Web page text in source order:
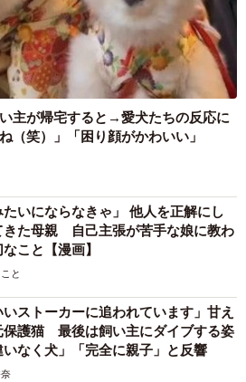
主が帰宅すると→愛犬たちの反応に
（笑）」「困り顔がかわいい」
たいにならなきゃ」 他人を正解にし
きた母親 自己主張が苦手な娘に教わ
こと【漫画】
と
いストーカーに追われています」甘え
保護猫 最後は飼い主にダイブする姿
いなく犬」「完全に親子」と反響